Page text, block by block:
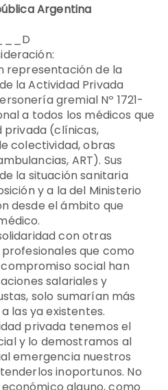
Argentina
representación de la
la Actividad Privada
gremial Nº 1721-
a todos los médicos que
privada (clínicas,
colectividad, obras
ART). Sus
la situación sanitaria
y a la del Ministerio
desde el ámbito que
con otras
que como
social han
salariales y
solo sumarían más
las ya existentes.
privada tenemos el
y lo demostramos al
emergencia nuestros
inoportunos. No
alguno, como